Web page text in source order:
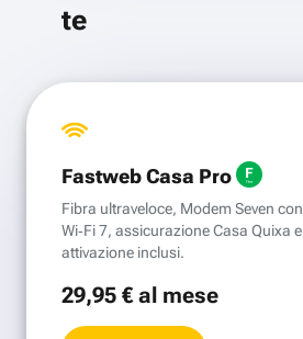
te
Fastweb Casa Pro
Fibra ultraveloce, Modem Seven con
Wi‑Fi 7, assicurazione Casa Quixa e
attivazione inclusi.
29,95 €al mese